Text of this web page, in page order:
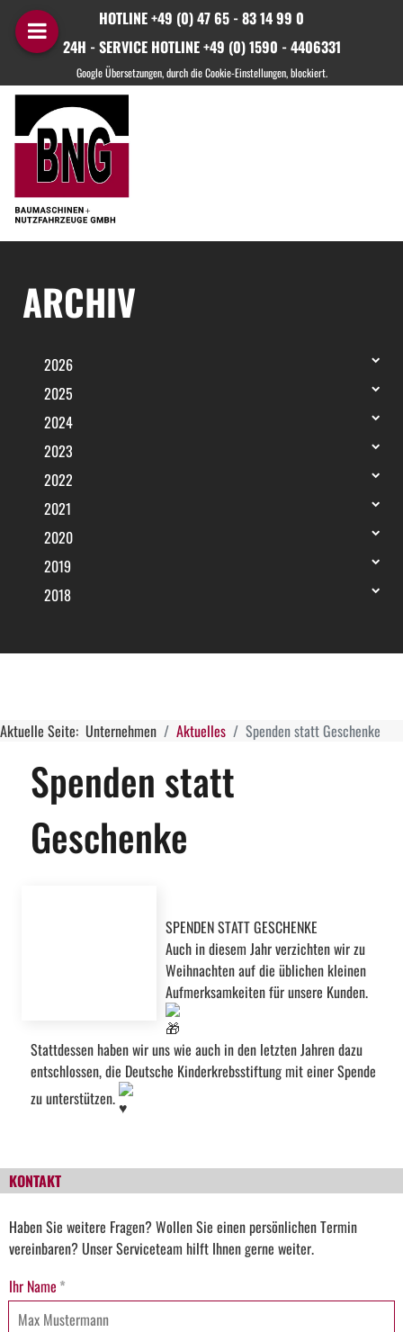
HOTLINE +49 (0) 47 65 - 83 14 99 0
24H - SERVICE HOTLINE +49 (0) 1590 - 4406331
ARCHIV
2026
2025
2024
2023
2022
2021
2020
2019
2018
Aktuelle Seite: Unternehmen Aktuelles Spenden statt Geschenke
Spenden statt
Geschenke
SPENDEN STATT GESCHENKE
Auch in diesem Jahr verzichten wir zu
Weihnachten auf die üblichen kleinen
Aufmerksamkeiten für unsere Kunden.
Stattdessen haben wir uns wie auch in den letzten Jahren dazu
entschlossen, die Deutsche Kinderkrebsstiftung mit einer Spende
zu unterstützen.
KONTAKT
Haben Sie weitere Fragen? Wollen Sie einen persönlichen Termin
vereinbaren? Unser Serviceteam hilft Ihnen gerne weiter.
Ihr Name *